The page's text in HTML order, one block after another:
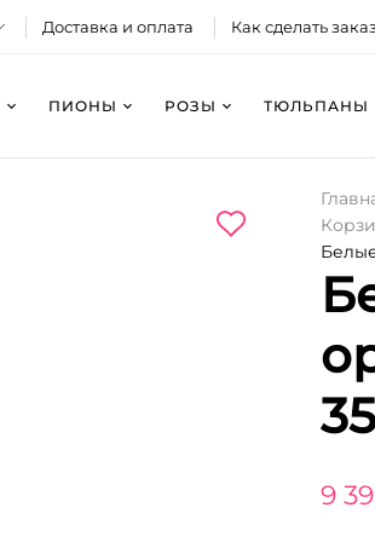
Доставка и оплата Как сделать заказ
ПИОНЫ РОЗЫ ТЮЛЬПАНЫ
9